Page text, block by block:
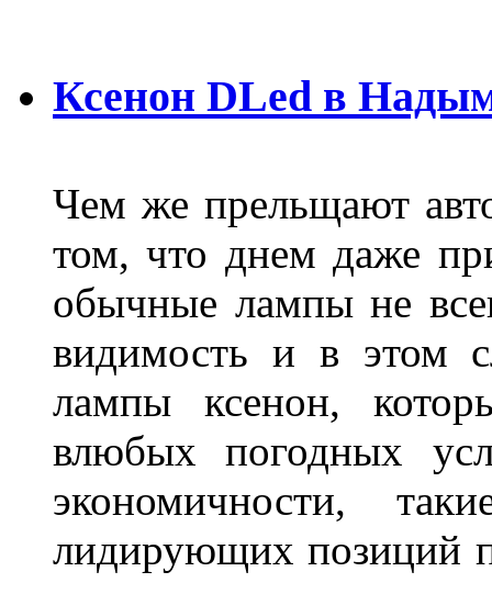
Ксенон DLed в
Чем же прельщают
том, что днем даже
обычные лампы не
видимость и в этом
лампы ксенон,
влюбых погодных
экономичности,
лидирующих позиций